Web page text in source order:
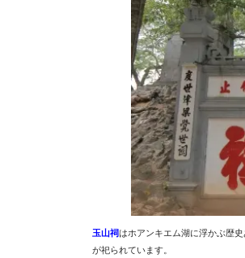
玉山祠はホアンキエム湖に浮かぶ歴
が祀られています。